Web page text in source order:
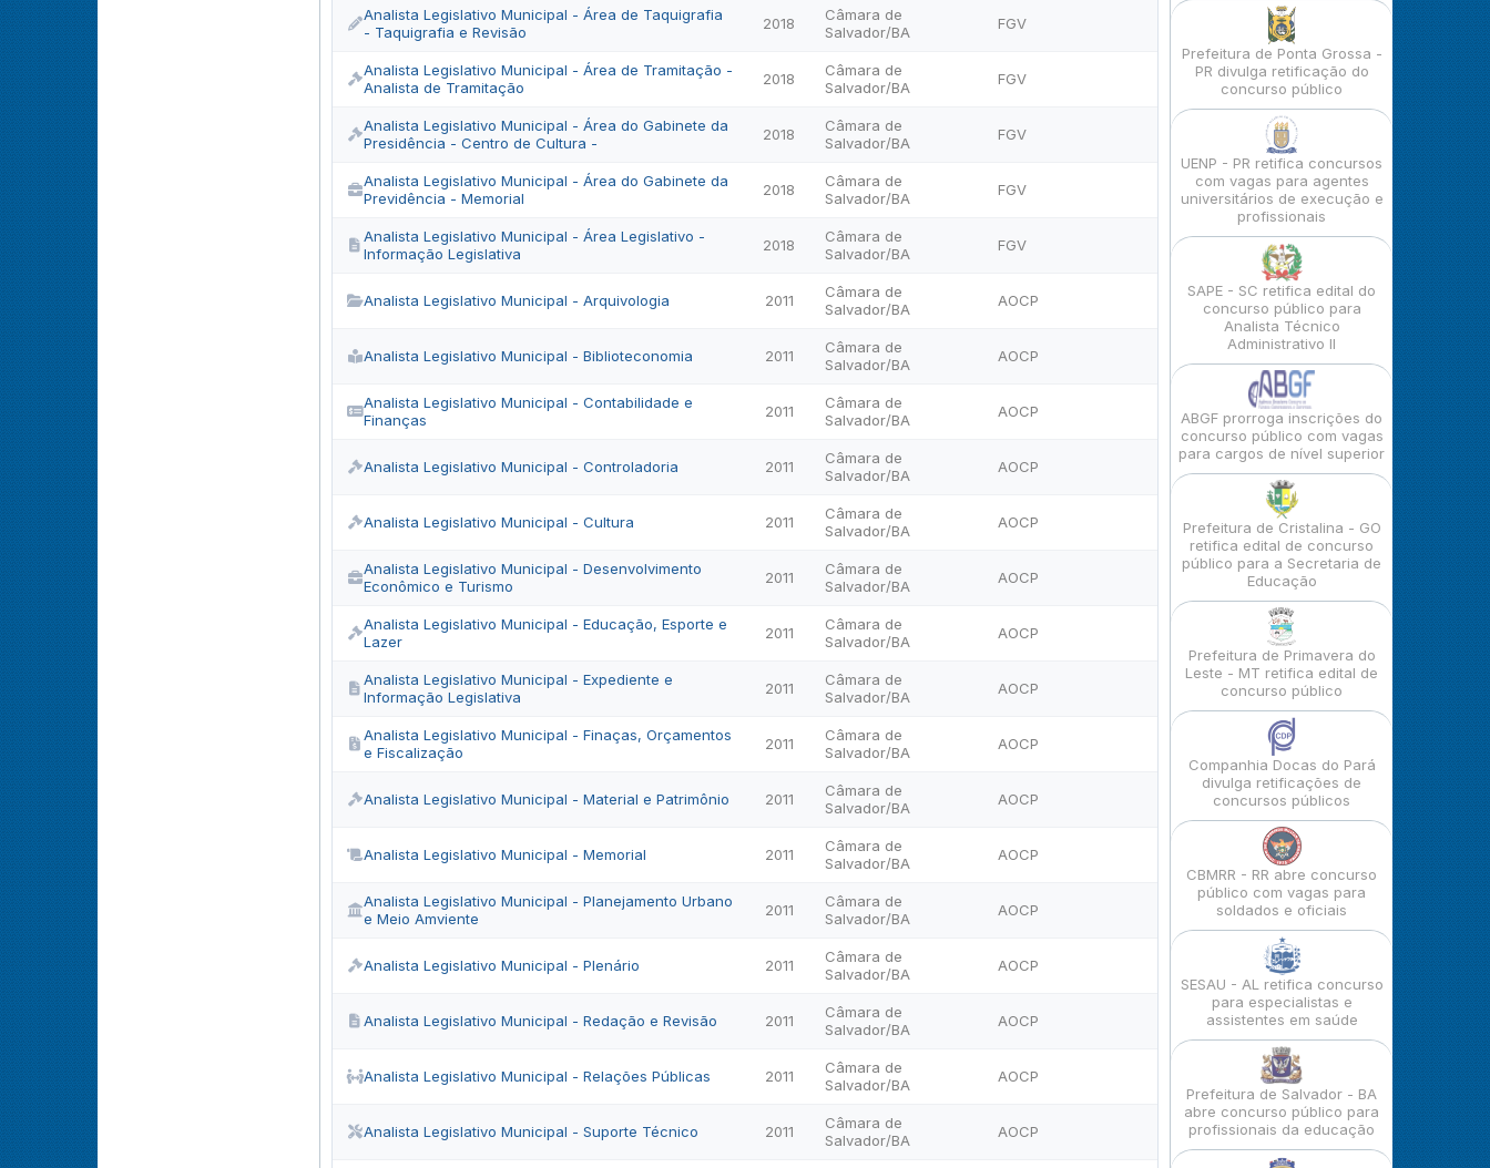
Analista Legislativo Municipal - Área de Taquigrafia
- Taquigrafia e Revisão
2018
Câmara de
Salvador/BA
FGV
Analista Legislativo Municipal - Área de Tramitação -
Analista de Tramitação
2018
Câmara de
Salvador/BA
FGV
Analista Legislativo Municipal - Área do Gabinete da
Presidência - Centro de Cultura -
2018
Câmara de
Salvador/BA
FGV
Analista Legislativo Municipal - Área do Gabinete da
Previdência - Memorial
2018
Câmara de
Salvador/BA
FGV
Analista Legislativo Municipal - Área Legislativo -
Informação Legislativa
2018
Câmara de
Salvador/BA
FGV
Analista Legislativo Municipal - Arquivologia 2011
Câmara de
Salvador/BA
AOCP
Analista Legislativo Municipal - Biblioteconomia 2011
Câmara de
Salvador/BA
AOCP
Analista Legislativo Municipal - Contabilidade e
Finanças
2011
Câmara de
Salvador/BA
AOCP
Analista Legislativo Municipal - Controladoria 2011
Câmara de
Salvador/BA
AOCP
Analista Legislativo Municipal - Cultura 2011
Câmara de
Salvador/BA
AOCP
Analista Legislativo Municipal - Desenvolvimento
Econômico e Turismo
2011
Câmara de
Salvador/BA
AOCP
Analista Legislativo Municipal - Educação, Esporte e
Lazer
2011
Câmara de
Salvador/BA
AOCP
Analista Legislativo Municipal - Expediente e
Informação Legislativa
2011
Câmara de
Salvador/BA
AOCP
Analista Legislativo Municipal - Finaças, Orçamentos
e Fiscalização
2011
Câmara de
Salvador/BA
AOCP
Analista Legislativo Municipal - Material e Patrimônio 2011
Câmara de
Salvador/BA
AOCP
Analista Legislativo Municipal - Memorial 2011
Câmara de
Salvador/BA
AOCP
Analista Legislativo Municipal - Planejamento Urbano
e Meio Amviente
2011
Câmara de
Salvador/BA
AOCP
Analista Legislativo Municipal - Plenário 2011
Câmara de
Salvador/BA
AOCP
Analista Legislativo Municipal - Redação e Revisão 2011
Câmara de
Salvador/BA
AOCP
Analista Legislativo Municipal - Relações Públicas 2011
Câmara de
Salvador/BA
AOCP
Analista Legislativo Municipal - Suporte Técnico 2011
Câmara de
Salvador/BA
AOCP
Prefeitura de Ponta Grossa -
PR divulga retificação do
concurso público
UENP - PR retifica concursos
com vagas para agentes
universitários de execução e
profissionais
SAPE - SC retifica edital do
concurso público para
Analista Técnico
Administrativo II
ABGF prorroga inscrições do
concurso público com vagas
para cargos de nível superior
Prefeitura de Cristalina - GO
retifica edital de concurso
público para a Secretaria de
Educação
Prefeitura de Primavera do
Leste - MT retifica edital de
concurso público
Companhia Docas do Pará
divulga retificações de
concursos públicos
CBMRR - RR abre concurso
público com vagas para
soldados e oficiais
SESAU - AL retifica concurso
para especialistas e
assistentes em saúde
Prefeitura de Salvador - BA
abre concurso público para
profissionais da educação